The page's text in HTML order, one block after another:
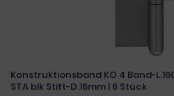
Konstruktionsband KO 4 Band-
STA blk Stift-D.16mm | 6 Stück